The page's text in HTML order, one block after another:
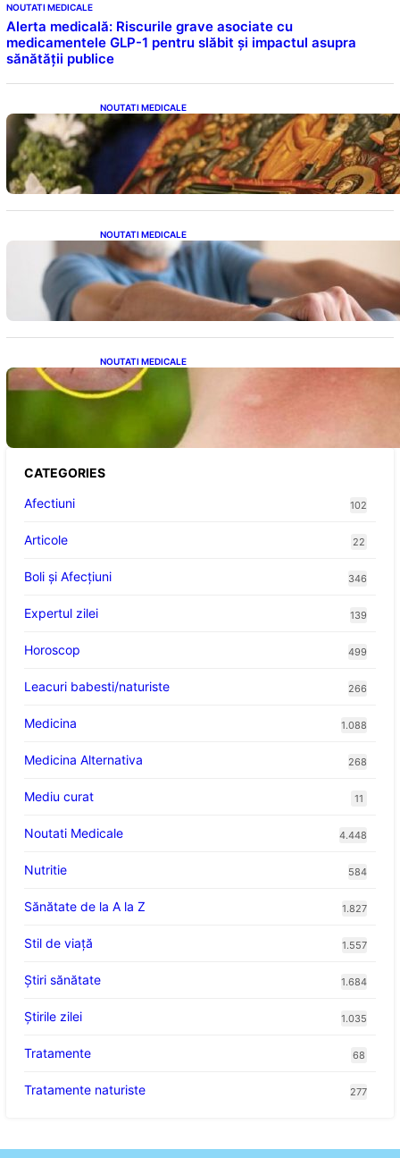
NOUTATI MEDICALE
Alerta medicală: Riscurile grave asociate cu
medicamentele GLP-1 pentru slăbit și impactul asupra
sănătății publice
NOUTATI MEDICALE
Postul Adormirii Maicii Domnului: Tradiții,
Superstiții și Implicații Spiritualitate în 2026
NOUTATI MEDICALE
Îmbunătățirea sănătății cardiovasculare:
Patru exerciții simple pentru reducerea
tensiunii arteriale la domiciliu
NOUTATI MEDICALE
Cum bacteriile pielii influențează atracția
țânțarilor: O nouă viziune asupra alegerii
CATEGORIES
Afectiuni
102
Articole 22
Boli și Afecțiuni 346
Expertul zilei 139
Horoscop 499
Leacuri babesti/naturiste 266
Medicina 1.088
Medicina Alternativa 268
Mediu curat 11
Noutati Medicale 4.448
Nutritie 584
Sănătate de la A la Z 1.827
Stil de viaţă 1.557
Ştiri sănătate 1.684
Știrile zilei 1.035
Tratamente 68
Tratamente naturiste 277